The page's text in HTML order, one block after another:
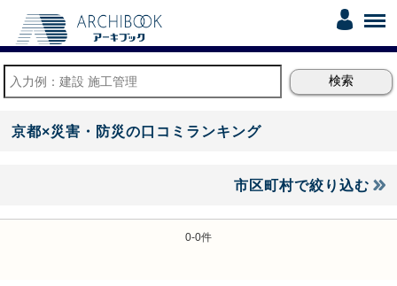
京都×災害・防災の口コミランキング
市区町村で絞り込む
0-0件